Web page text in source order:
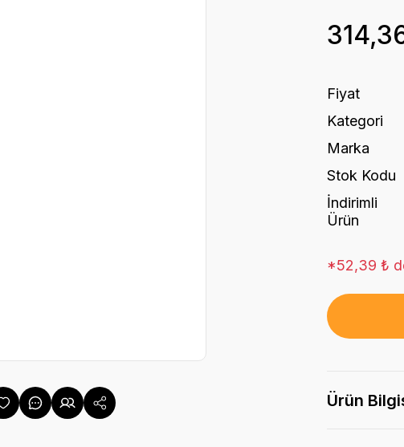
Fiyat
Kategori
Marka
Stok Kodu
İndirimli
Ürün
*52,39 ₺
Ürün